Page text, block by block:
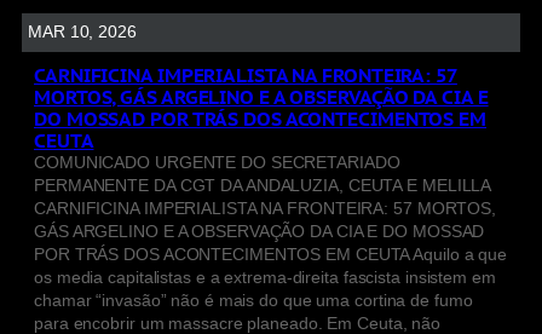
MAR 10, 2026
CARNIFICINA IMPERIALISTA NA FRONTEIRA: 57
MORTOS, GÁS ARGELINO E A OBSERVAÇÃO DA CIA E
DO MOSSAD POR TRÁS DOS ACONTECIMENTOS EM
CEUTA
COMUNICADO URGENTE DO SECRETARIADO
PERMANENTE DA CGT DA ANDALUZIA, CEUTA E MELILLA
CARNIFICINA IMPERIALISTA NA FRONTEIRA: 57 MORTOS,
GÁS ARGELINO E A OBSERVAÇÃO DA CIA E DO MOSSAD
POR TRÁS DOS ACONTECIMENTOS EM CEUTA Aquilo a que
os media capitalistas e a extrema-direita fascista insistem em
chamar “invasão” não é mais do que uma cortina de fumo
para encobrir um massacre planeado. Em Ceuta, não